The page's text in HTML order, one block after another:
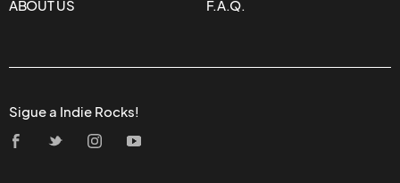
ABOUT US
F.A.Q.
Sigue a Indie Rocks!